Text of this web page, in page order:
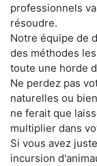
professionnels
résoudre.
Notre équipe de
des méthodes
toute une horde
Ne perdez pas
naturelles ou
ne ferait que
multiplier dans
Si vous avez
incursion